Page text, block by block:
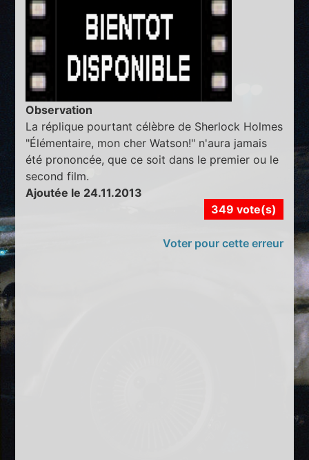
Observation
La réplique pourtant célèbre de Sherlock Holmes
"Élémentaire, mon cher Watson!" n'aura jamais
été prononcée, que ce soit dans le premier ou le
second film.
Ajoutée le 24.11.2013
349 vote(s)
Voter pour cette erreur